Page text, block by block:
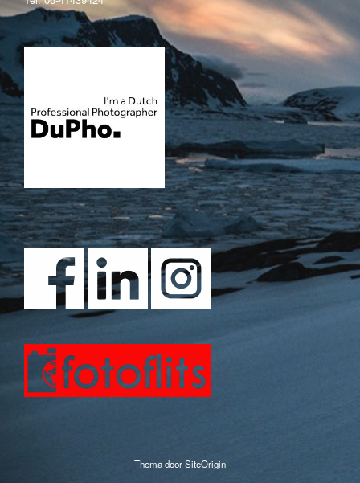
Thema doorSiteOrigin